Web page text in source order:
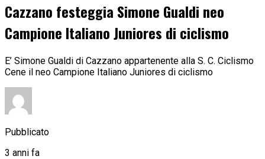
Cazzano festeggia Simone Gualdi neo
Campione Italiano Juniores di ciclismo
E’ Simone Gualdi di Cazzano appartenente alla S. C. Ciclismo
Cene il neo Campione Italiano Juniores di ciclismo
Pubblicato
3 anni fa